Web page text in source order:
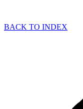
BACK TO INDEX